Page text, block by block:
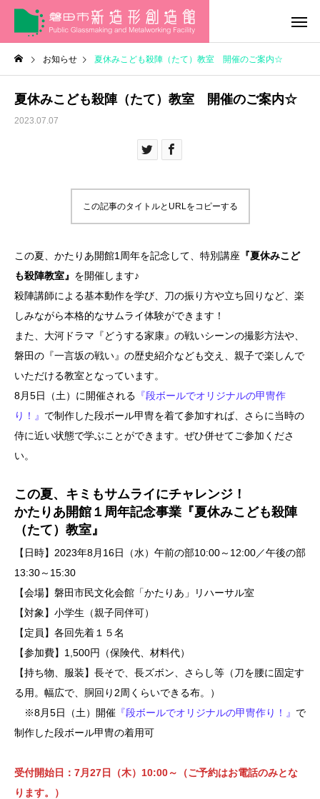
お知らせ 夏休みこども殺陣（たて）教室 開催のご案内☆
夏休みこども殺陣（たて）教室 開催のご案内☆
2023.07.07
この記事のタイトルとURLをコピーする
この夏、かたりあ開館1周年を記念して、特別講座 『夏休みこど
も殺陣教室』 を開催します♪
殺陣講師による基本動作を学び、刀の振り方や立ち回りなど、楽
しみながら本格的なサムライ体験ができます！
また、大河ドラマ『どうする家康』の戦いシーンの撮影方法や、
磐田の『一言坂の戦い』の歴史紹介なども交え、親子で楽しんで
いただける教室となっています。
8月5日（土）に開催される 『段ボールでオリジナルの甲冑作
り！』 で制作した段ボール甲冑を着て参加すれば、さらに当時の
侍に近い状態で学ぶことができます。ぜひ併せてご参加くださ
い。
この夏、キミもサムライにチャレンジ！
かたりあ開館１周年記念事業『夏休みこども殺陣
（たて）教室』
【日時】2023年8月16日（水）午前の部10:00～12:00／午後の部
13:30～15:30
【会場】磐田市民文化会館「かたりあ」リハーサル室
【対象】小学生（親子同伴可）
【定員】各回先着１５名
【参加費】1,500円（保険代、材料代）
【持ち物、服装】長そで、長ズボン、さらし等（刀を腰に固定す
る用。幅広で、胴回り2周くらいできる布。）
※8月5日（土）開催 『段ボールでオリジナルの甲冑作り！』 で
制作した段ボール甲冑の着用可
受付開始日：7月27日（木）10:00～（ご予約はお電話のみとな
ります。）